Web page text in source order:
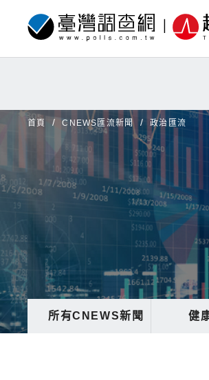
首頁 CNEWS匯流新聞 政治匯流
所有CNEWS新聞 健